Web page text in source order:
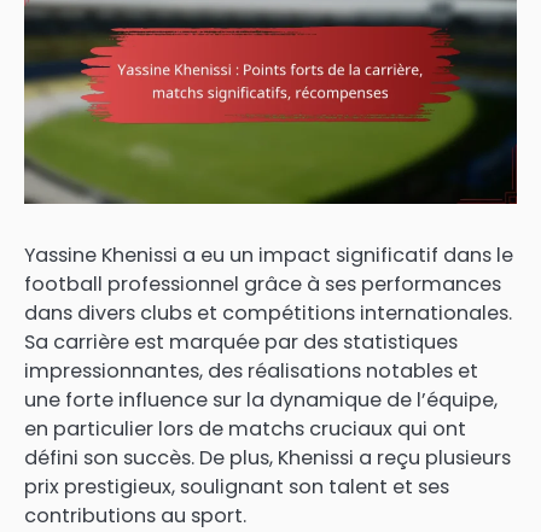
Yassine Khenissi a eu un impact significatif dans le
football professionnel grâce à ses performances
dans divers clubs et compétitions internationales.
Sa carrière est marquée par des statistiques
impressionnantes, des réalisations notables et
une forte influence sur la dynamique de l’équipe,
en particulier lors de matchs cruciaux qui ont
défini son succès. De plus, Khenissi a reçu plusieurs
prix prestigieux, soulignant son talent et ses
contributions au sport.